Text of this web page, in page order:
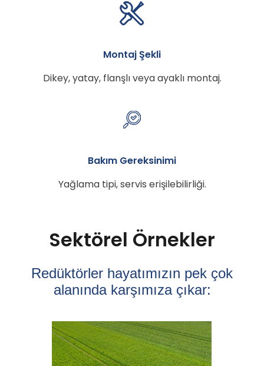
Montaj Şekli
Dikey, yatay, flanşlı veya ayaklı montaj.
Bakım Gereksinimi
Yağlama tipi, servis erişilebilirliği.
Sektörel Örnekler
Redüktörler hayatımızın pek çok
alanında karşımıza çıkar: